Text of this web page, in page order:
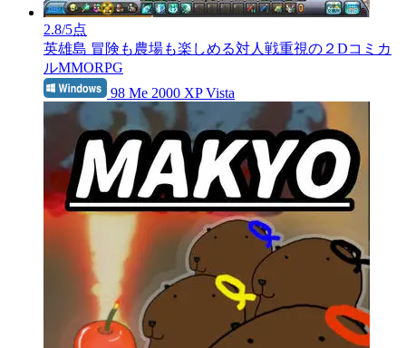
2.8/5点
英雄島 冒険も農場も楽しめる対人戦重視の２Dコミカ
ルMMORPG
98 Me 2000 XP Vista